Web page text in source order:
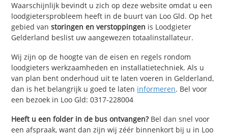
Waarschijnlijk bevindt u zich op deze website omdat u een
loodgietersprobleem heeft in de buurt van Loo Gld. Op het
gebied vanstoringen en verstoppingen is Loodgieter
Gelderland beslist uw aangewezen totaalinstallateur.
Wij zijn op de hoogte van de eisen en regels rondom
loodgieters werkzaamheden en installatietechniek. Als u
van plan bent onderhoud uit te laten voeren in Gelderland,
dan is het belangrijk u goed te laten informeren. Bel voor
een bezoek in Loo Gld: 0317-228004
Heeft u een folder in de bus ontvangen?Bel dan snel voor
een afspraak, want dan zijn wij zéér binnenkort bij u in Loo